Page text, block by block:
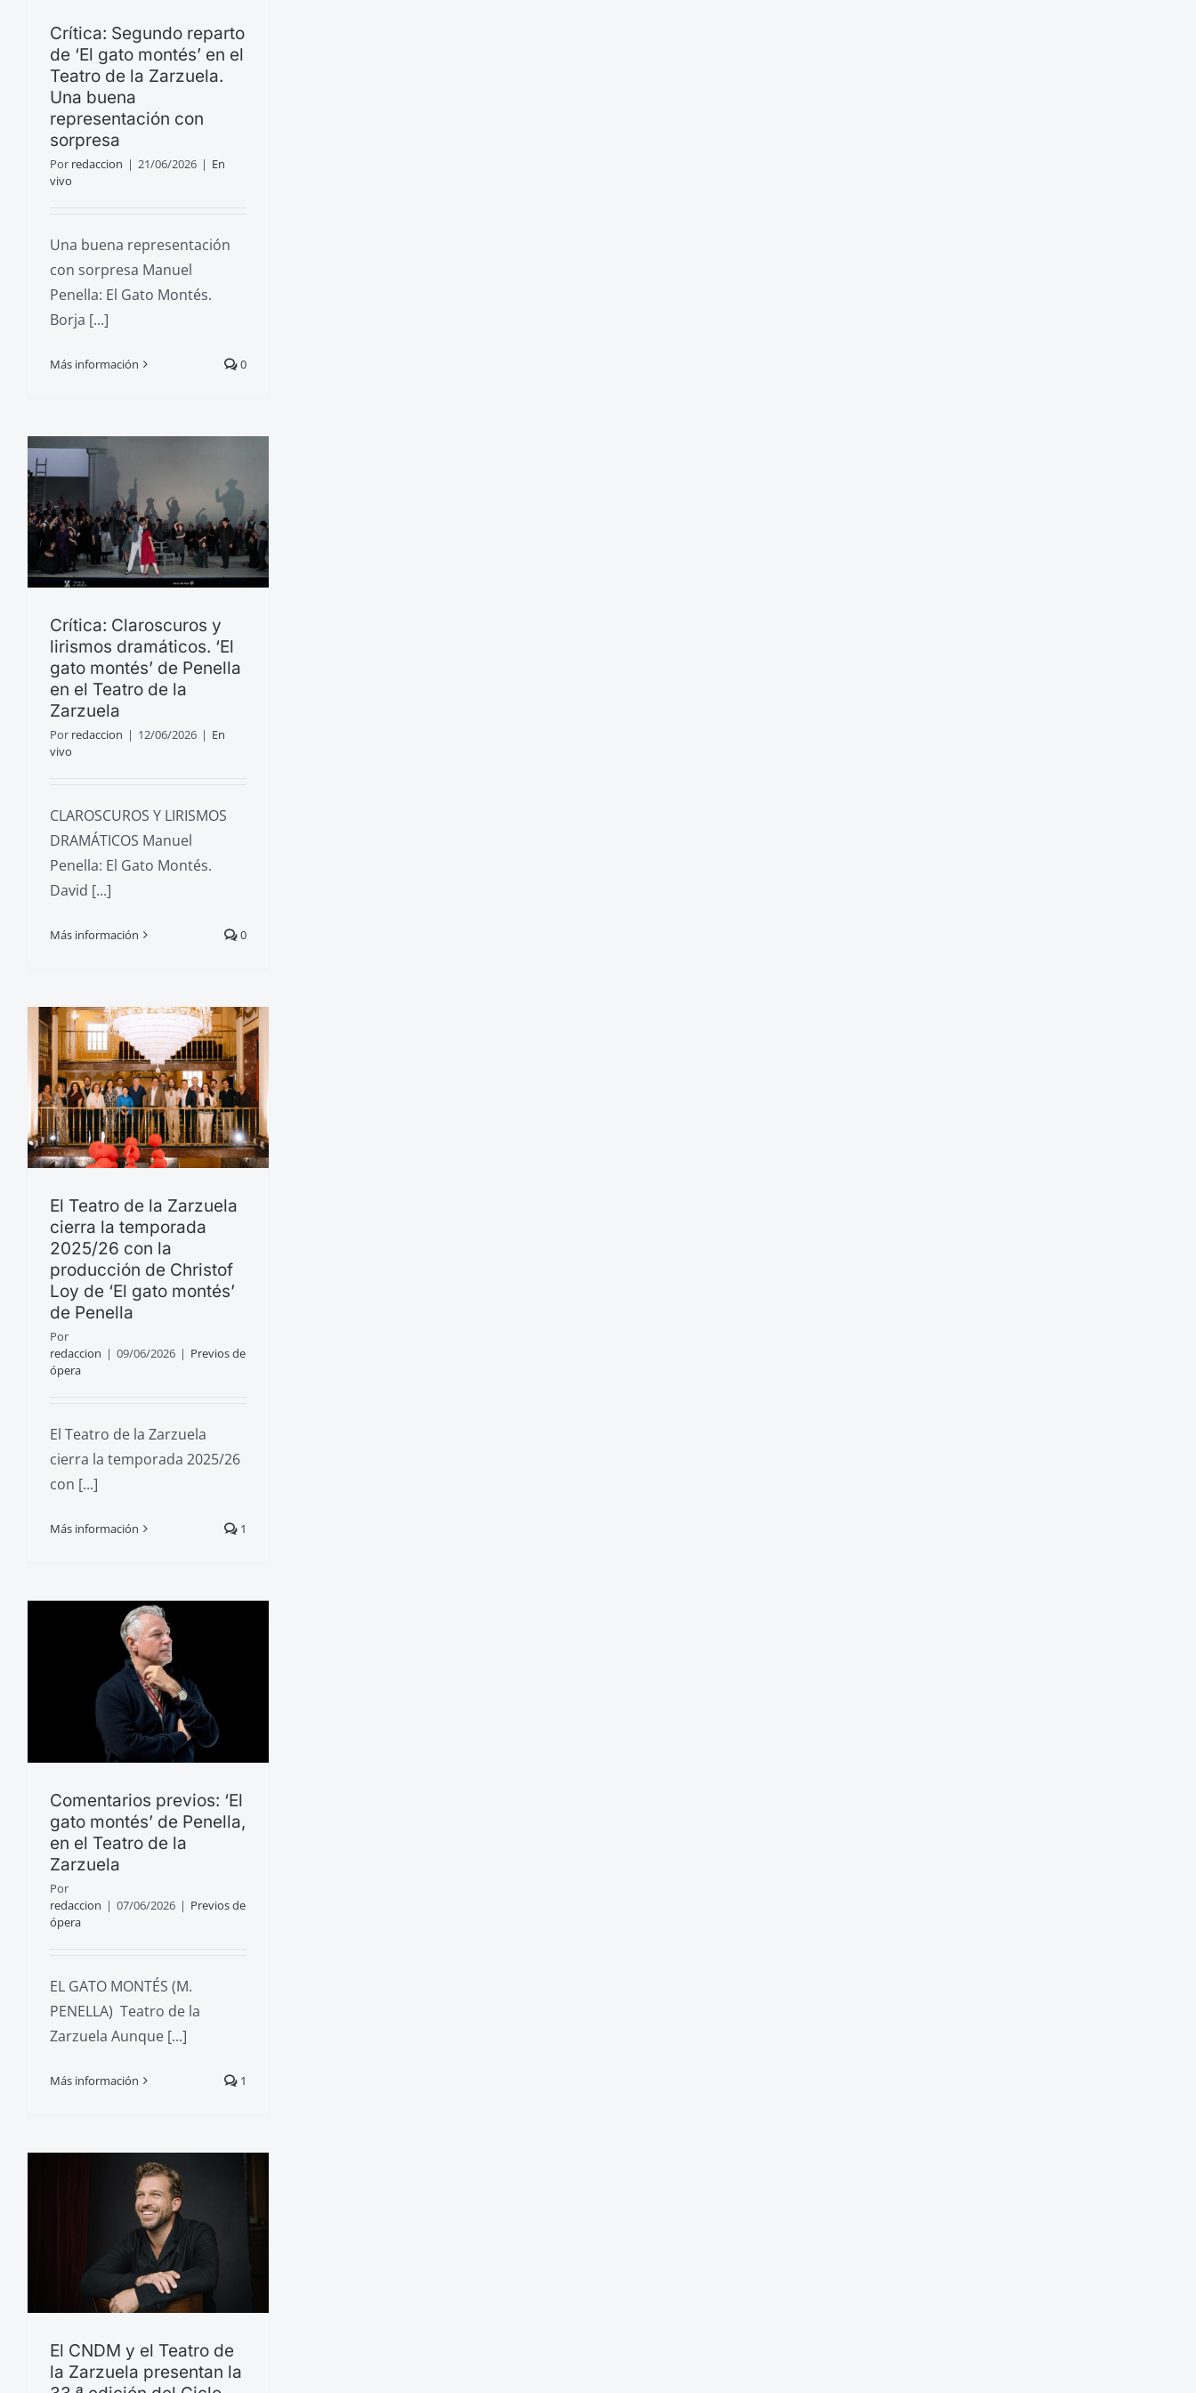
Crítica: Segundo reparto
de ‘El gato montés’ en el
Teatro de la Zarzuela.
Una buena
representación con
sorpresa
Por redaccion | 21/06/2026 | En
vivo
Una buena representación
con sorpresa Manuel
Penella: El Gato Montés.
Borja [...]
Más información 0
Crítica: Claroscuros y
lirismos dramáticos. ‘El
gato montés’ de Penella
en el Teatro de la
Zarzuela
Por redaccion | 12/06/2026 | En
vivo
CLAROSCUROS Y LIRISMOS
DRAMÁTICOS Manuel
Penella: El Gato Montés.
David [...]
Más información 0
El Teatro de la Zarzuela
cierra la temporada
2025/26 con la
producción de Christof
Loy de ‘El gato montés’
de Penella
Por
redaccion | 09/06/2026 | Previos de
ópera
El Teatro de la Zarzuela
cierra la temporada 2025/26
con [...]
Más información 1
Comentarios previos: ‘El
gato montés’ de Penella,
en el Teatro de la
Zarzuela
Por
redaccion | 07/06/2026 | Previos de
ópera
EL GATO MONTÉS (M.
PENELLA) Teatro de la
Zarzuela Aunque [...]
Más información 1
El CNDM y el Teatro de
la Zarzuela presentan la